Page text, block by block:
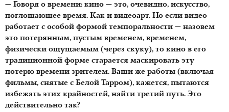
— Говоря о времени: кино — это, очевидно, искусство,
поглощающее время. Как и видеоарт. Но если видео
работает с особой формой темпоральности — назовем
это потерянным, пустым временем, временем,
физически ощущаемым (через скуку), то кино в его
традиционной форме старается маскировать эту
потерю времени зрителем. Ваши же работы (включая
фильмы, снятые с Белой Тарром), кажется, пытаются
избежать этих крайностей, найти третий путь. Это
действительно так?